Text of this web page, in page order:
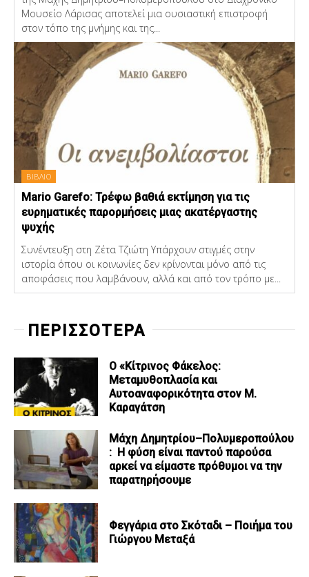
Μουσείο Λάρισας αποτελεί μια ουσιαστική επιστροφή
στον τόπο της μνήμης και της...
ΒΙΒΛΙΟ
Mario Garefo: Τρέφω βαθιά εκτίμηση για τις
ευρηματικές παρορμήσεις μιας ακατέργαστης
ψυχής
Συνέντευξη στη Ζέτα Τζιώτη Υπάρχουν στιγμές στην
ιστορία όπου οι κοινωνίες δεν κρίνονται μόνο από τις
αποφάσεις που λαμβάνουν, αλλά και από τον τρόπο με...
ΠΕΡΙΣΣΟΤΕΡΑ
Ο «Κίτρινος Φάκελος:
Μεταμυθοπλασία και
Αυτοαναφορικότητα στον Μ.
Καραγάτση
Μάχη Δημητρίου–Πολυμεροπούλου
: Η φύση είναι παντού παρούσα
αρκεί να είμαστε πρόθυμοι να την
παρατηρήσουμε
Φεγγάρια στο Σκόταδι – Ποιήμα του
Γιώργου Μεταξά